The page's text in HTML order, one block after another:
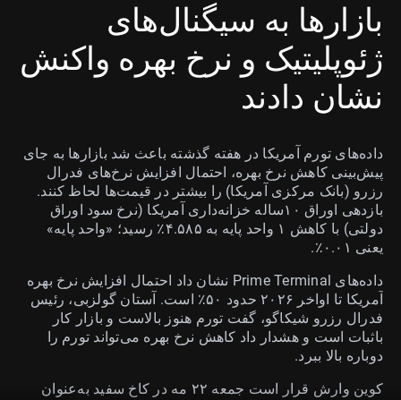
بازارها به سیگنال‌های
ژئوپلیتیک و نرخ بهره واکنش
نشان دادند
داده‌های تورم آمریکا در هفته گذشته باعث شد بازارها به جای
پیش‌بینی کاهش نرخ بهره، احتمال افزایش نرخ‌های فدرال
رزرو (بانک مرکزی آمریکا) را بیشتر در قیمت‌ها لحاظ کنند.
بازدهی اوراق ۱۰ساله خزانه‌داری آمریکا (نرخ سود اوراق
دولتی) با کاهش ۱ واحد پایه به ۴.۵۸۵٪ رسید؛ «واحد پایه»
یعنی ۰.۰۱٪.
داده‌های Prime Terminal نشان داد احتمال افزایش نرخ بهره
آمریکا تا اواخر ۲۰۲۶ حدود ۵۰٪ است. آستان گولزبی، رئیس
فدرال رزرو شیکاگو، گفت تورم هنوز بالاست و بازار کار
باثبات است و هشدار داد کاهش نرخ بهره می‌تواند تورم را
دوباره بالا ببرد.
کوین وارش قرار است جمعه ۲۲ مه در کاخ سفید به‌عنوان